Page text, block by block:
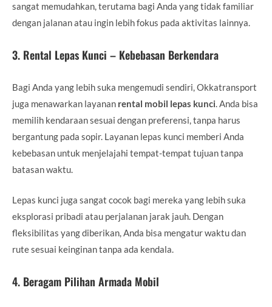
sangat memudahkan, terutama bagi Anda yang tidak familiar
dengan jalanan atau ingin lebih fokus pada aktivitas lainnya.
3. Rental Lepas Kunci – Kebebasan Berkendara
Bagi Anda yang lebih suka mengemudi sendiri, Okkatransport
juga menawarkan layanan rental mobil lepas kunci. Anda bisa
memilih kendaraan sesuai dengan preferensi, tanpa harus
bergantung pada sopir. Layanan lepas kunci memberi Anda
kebebasan untuk menjelajahi tempat-tempat tujuan tanpa
batasan waktu.
Lepas kunci juga sangat cocok bagi mereka yang lebih suka
eksplorasi pribadi atau perjalanan jarak jauh. Dengan
fleksibilitas yang diberikan, Anda bisa mengatur waktu dan
rute sesuai keinginan tanpa ada kendala.
4. Beragam Pilihan Armada Mobil